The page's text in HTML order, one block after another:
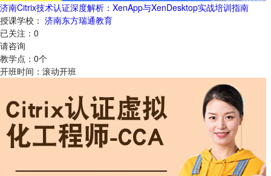
济南Citrix技术认证深度解析：XenApp与XenDesktop实战培训指南
授课学校： 济南东方瑞通教育
已关注： 0
请咨询
教学点： 0个
开班时间： 滚动开班